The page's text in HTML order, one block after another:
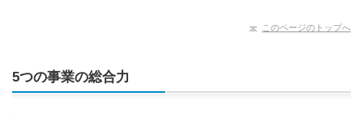
このページのトップへ
5つの事業の総合力